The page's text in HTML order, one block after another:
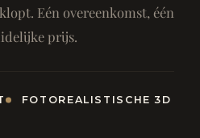
Eén overeenkomst, één
prijs.
FOTOREALISTISCHE 3D